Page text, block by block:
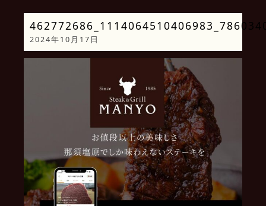
2024年10月17日